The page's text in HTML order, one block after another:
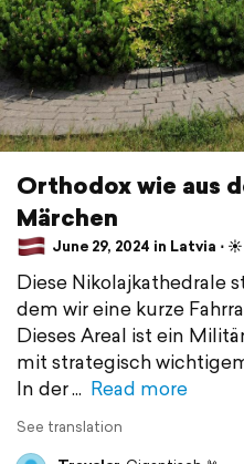
Orthodox wie aus
Märchen
June 29, 2024 in Latvia ⋅ ☀️
Diese Nikolajkathedrale
dem wir eine kurze
Dieses Areal ist ein
mit strategisch
In der
Read more
See translation